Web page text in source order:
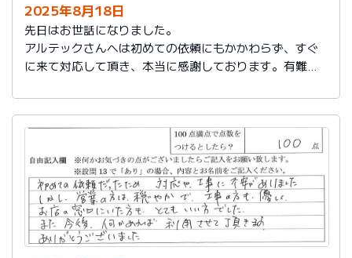
2025年8月18日
先日はお世話になりました。
アルテックさんへは初めての依頼にもかかわらず、すぐ
に来て対応して頂き、本当に感謝しております。有難う